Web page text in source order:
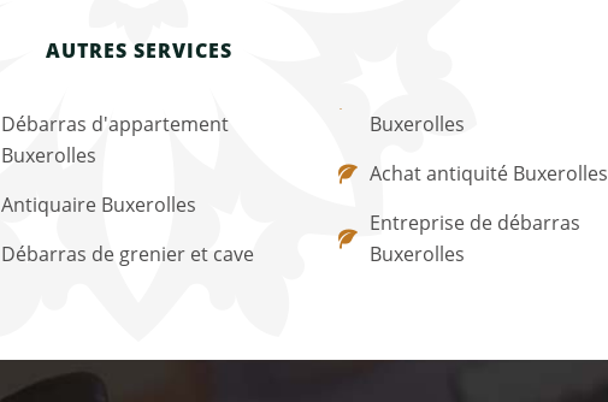
AUTRES SERVICES
Débarras d'appartement
Buxerolles
Antiquaire Buxerolles
Débarras de grenier et cave
Buxerolles
Achat antiquité Buxerolles
Entreprise de débarras
Buxerolles